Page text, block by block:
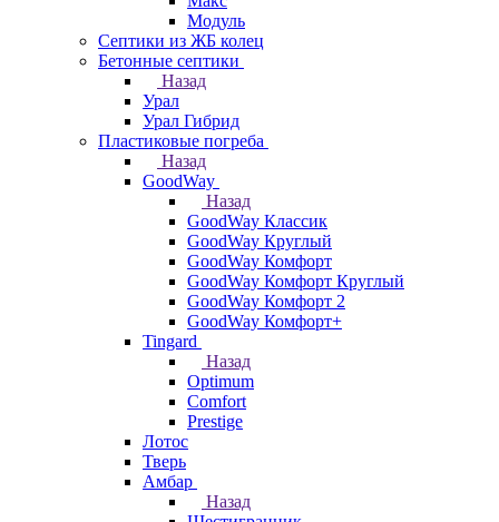
Модуль
Септики из ЖБ колец
Бетонные септики
Назад
Урал
Урал Гибрид
Пластиковые погреба
Назад
GoodWay
Назад
GoodWay Классик
GoodWay Круглый
GoodWay Комфорт
GoodWay Комфорт Круглый
GoodWay Комфорт 2
GoodWay Комфорт+
Tingard
Назад
Optimum
Comfort
Prestige
Лотос
Тверь
Амбар
Назад